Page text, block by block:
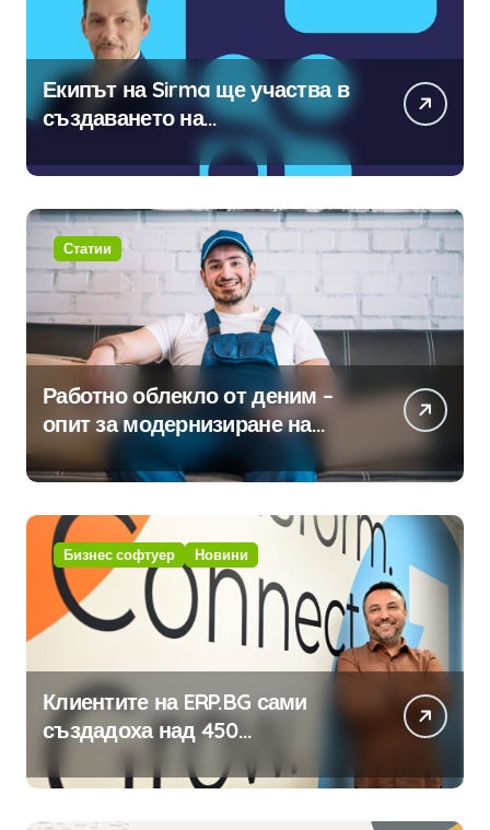
Екипът на Sirma ще участва в
създаването на
международните стандарти за
навлизане на изкуствен
интелект в хотелиерството
Статии
Работно облекло от деним –
опит за модернизиране на
традицията
Бизнес софтуер Новини
Клиентите на ERP.BG сами
създадоха над 450
приложения за ERP системата
с помощта на вградения в нея
изкуствен интелект